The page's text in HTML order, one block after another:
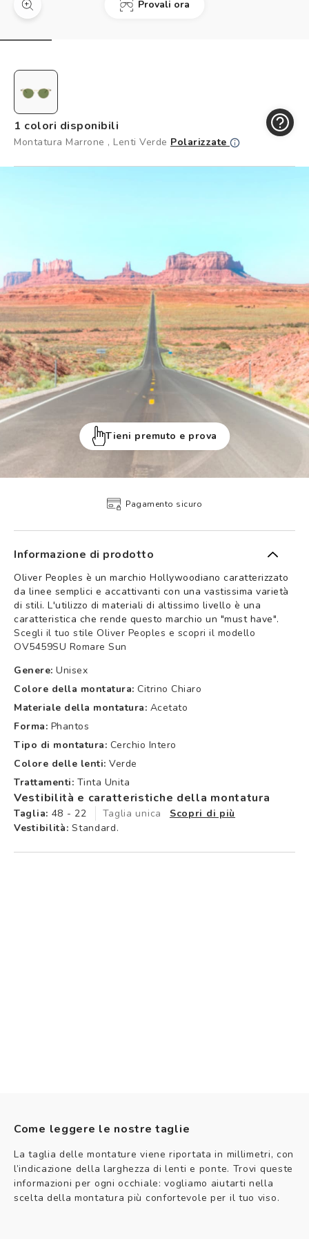
Prenota un test della vista gratuito
Controllo visivo
Carta fedeltà
Provali ora
1 colori disponibili
Montatura Marrone , Lenti Verde Polarizzate
Tieni premuto e prova
Pagamento sicuro
Informazione di prodotto
Oliver Peoples è un marchio Hollywoodiano caratterizzato
da linee semplici e accattivanti con una vastissima varietà
di stili. L'utilizzo di materiali di altissimo livello è una
caratteristica che rende questo marchio un "must have".
Scegli il tuo stile Oliver Peoples e scopri il modello
OV5459SU Romare Sun
Genere: Unisex
Colore della montatura: Citrino Chiaro
Materiale della montatura: Acetato
Forma: Phantos
Tipo di montatura: Cerchio Intero
Colore delle lenti: Verde
Trattamenti: Tinta Unita
Vestibilità e caratteristiche della montatura
Taglia: 48 - 22 Taglia unica
Scopri di più
Vestibilità: Standard.
Come leggere le nostre taglie
La taglia delle montature viene riportata in millimetri, con
l’indicazione della larghezza di lenti e ponte. Trovi queste
informazioni per ogni occhiale: vogliamo aiutarti nella
scelta della montatura più confortevole per il tuo viso.